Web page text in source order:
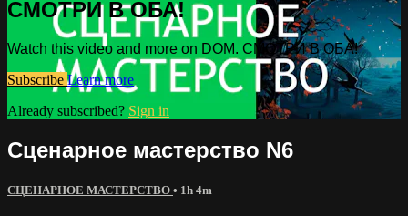
СМОТРИ В ОБА!
Watch this video and more on DOM. СМОТРИ В ОБА!
Subscribe Learn more
Already subscribed? Sign in
Сценарное мастерство N6
СЦЕНАРНОЕ МАСТЕРСТВО • 1h 4m